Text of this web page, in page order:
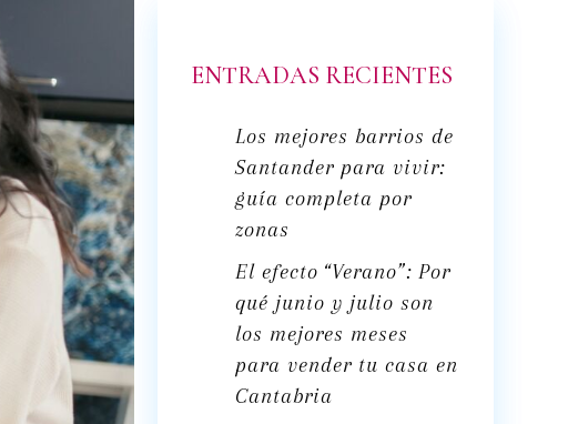
ENTRADAS RECIENTES
Los mejores barrios de
Santander para vivir:
guía completa por
zonas
El efecto “Verano”: Por
qué junio y julio son
los mejores meses
para vender tu casa en
Cantabria